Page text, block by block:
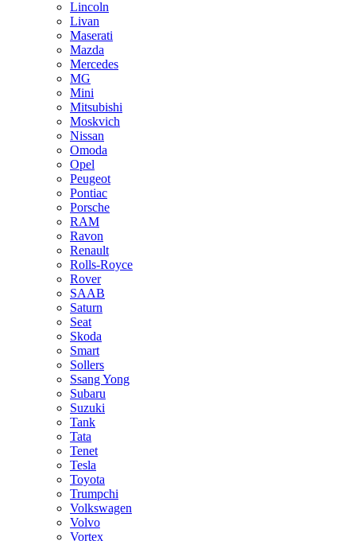
Lincoln
Livan
Maserati
Mazda
Mercedes
MG
Mini
Mitsubishi
Moskvich
Nissan
Omoda
Opel
Peugeot
Pontiac
Porsche
RAM
Ravon
Renault
Rolls-Royce
Rover
SAAB
Saturn
Seat
Skoda
Smart
Sollers
Ssang Yong
Subaru
Suzuki
Tank
Tata
Tenet
Tesla
Toyota
Trumpchi
Volkswagen
Volvo
Vortex